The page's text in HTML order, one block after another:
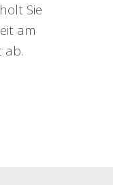
Sie
am
ab.